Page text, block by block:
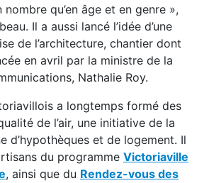
qu’en âge et en genre »,
Il a aussi lancé l’idée d’une
de l’architecture, chantier dont
en avril par la ministre de la
Nathalie Roy.
a longtemps formé des
de l’air, une initiative de la
d’hypothèques et de logement. Il
du programme Victoriaville
, ainsi que du Rendez-vous des